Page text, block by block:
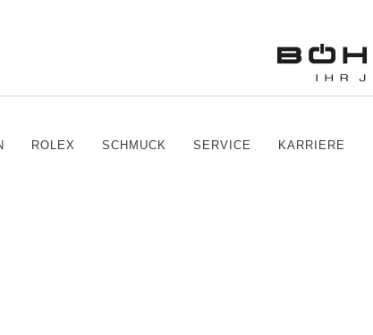
ROLEX SCHMUCK SERVICE KARRIERE